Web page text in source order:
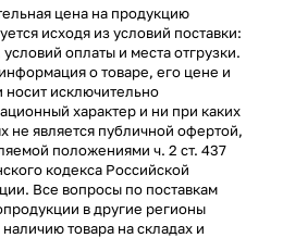
цена на продукцию
исходя из условий поставки:
оплаты и места отгрузки.
о товаре, его цене и
носит исключительно
характер и ни при каких
не является публичной офертой,
положениями ч. 2 ст. 437
кодекса Российской
Все вопросы по поставкам
в другие регионы
товара на складах и